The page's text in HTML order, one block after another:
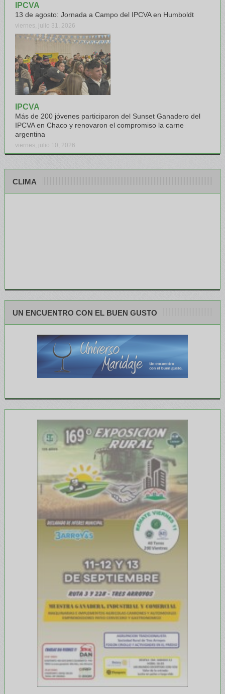
IPCVA
13 de agosto: Jornada a Campo del IPCVA en Humboldt
viernes, julio 31, 2026
IPCVA
Más de 200 jóvenes participaron del Sunset Ganadero del
IPCVA en Chaco y renovaron el compromiso la carne
argentina
viernes, julio 10, 2026
CLIMA
UN ENCUENTRO CON EL BUEN GUSTO